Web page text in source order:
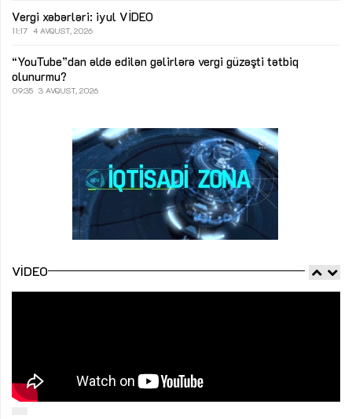
Vergi xəbərləri: iyul VİDEO
11:17 4 AVQUST, 2026
“YouTube”dan əldə edilən gəlirlərə vergi güzəşti tətbiq
olunurmu?
09:35 3 AVQUST, 2026
VIDEO